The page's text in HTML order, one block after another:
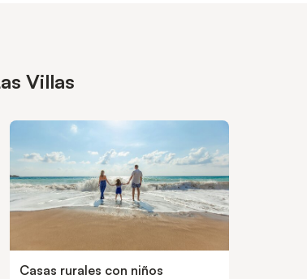
Villas
Casas rurales con niños